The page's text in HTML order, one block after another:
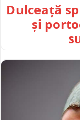
Dulceață
și